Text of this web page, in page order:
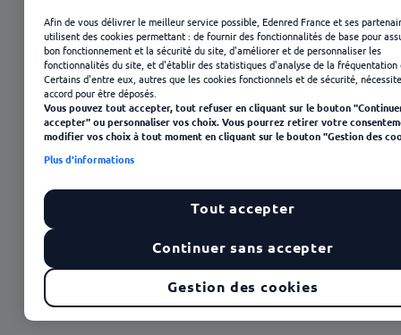
Sommaire
2 - Fixer des objectifs clairs
3 – Sélectionner les participants
4 - Instaurer un climat de confiance
5 – Etre crédible
Afin de vous délivrer le meilleur service possible, Edenred France et ses
utilisent des cookies permettant : de fournir des fonctionnalités de base pour
bon fonctionnement et la sécurité du site, d'améliorer et de personnaliser les
fonctionnalités du site, et d'établir des statistiques d'analyse de la fréquentation
Certains d'entre eux, autres que les cookies fonctionnels et de sécurité,
accord pour être déposés.
Vous pouvez tout accepter, tout refuser en cliquant sur le bouton
accepter" ou personnaliser vos choix. Vous pourrez retirer votre
modifier vos choix à tout moment en cliquant sur le bouton "Gestion des
Plus d'informations
Gestion des cookies
Continuer sans accepter
Tout accepter